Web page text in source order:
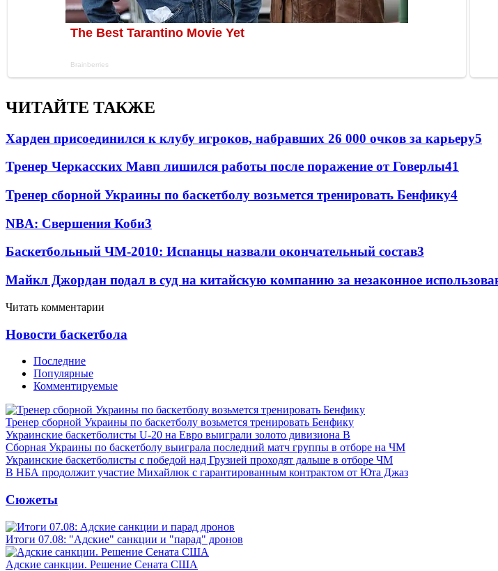
ЧИТАЙТЕ ТАКЖЕ
Харден присоединился к клубу игроков, набравших 26 000 очков за карьеру5
Тренер Черкасских Мавп лишился работы после поражение от Говерлы41
Тренер сборной Украины по баскетболу возьмется тренировать Бенфику4
NBA: Свершения Коби3
Баскетбольный ЧМ-2010: Испанцы назвали окончательный состав3
Майкл Джордан подал в суд на китайскую компанию за незаконное
Читать комментарии
Новости баскетбола
Последние
Популярные
Комментируемые
Тренер сборной Украины по баскетболу возьмется тренировать Бенфику
Украинские баскетболисты U-20 на Евро выиграли золото дивизиона В
Сборная Украины по баскетболу выиграла последний матч группы в отборе на ЧМ
Украинские баскетболисты с победой над Грузией проходят дальше в отборе ЧМ
В НБА продолжит участие Михайлюк с гарантированным контрактом от Юта Джаз
Сюжеты
Итоги 07.08: "Адские" санкции и "парад" дронов
Адские санкции. Решение Сената США